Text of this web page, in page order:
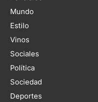
Mundo
Estilo
Vinos
Sociales
Política
Sociedad
Deportes